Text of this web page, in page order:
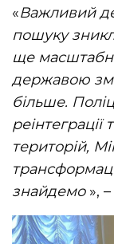
«Важливий
пошуку
ще
державою
більше.
територій,
знайдемо »,